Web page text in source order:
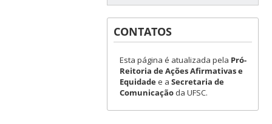
CONTATOS
Esta página é atualizada pela Pró-
Reitoria de Ações Afirmativas e
Equidadee a Secretaria de
Comunicaçãoda UFSC.